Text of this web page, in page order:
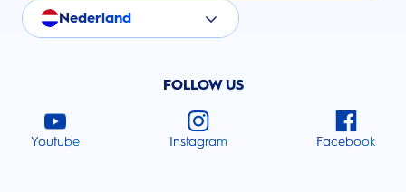
Nederland
FOLLOW US
Youtube Instagram Facebook